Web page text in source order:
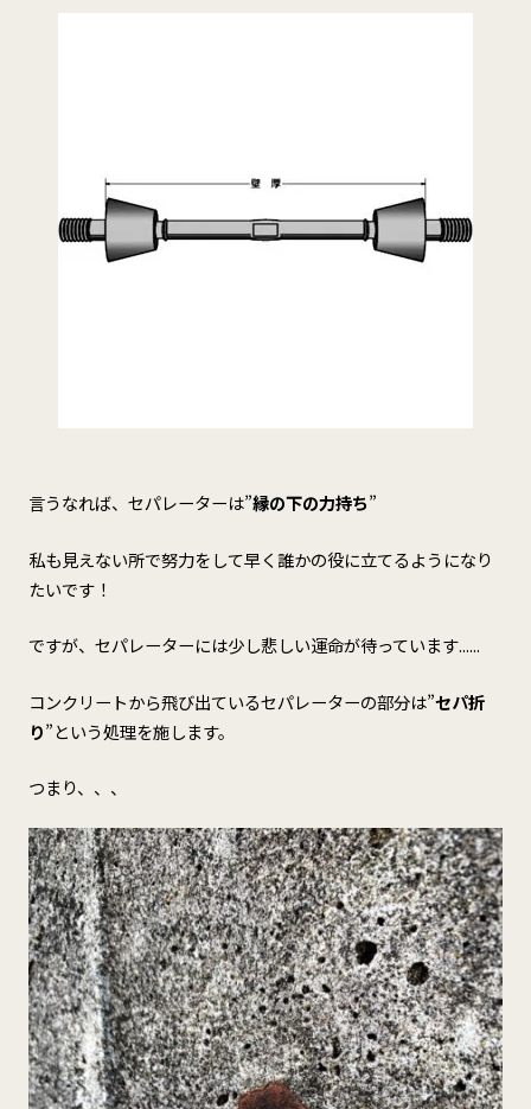
言うなれば、セパレーターは”縁の下の力持ち”
私も見えない所で努力をして早く誰かの役に立てるようになり
たいです！
ですが、セパレーターには少し悲しい運命が待っています......
コンクリートから飛び出ているセパレーターの部分は”セパ折
り”という処理を施します。
つまり、、、